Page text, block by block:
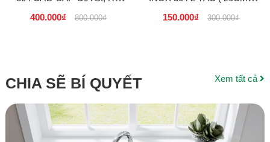
TẠI TPHCM
400.000₫ 800.000₫
GIÁ RẺ TẠI TPHCM, BÌNH
150.000₫ 300.000₫
CHIA SẼ BÍ QUYẾT Xem tất cả